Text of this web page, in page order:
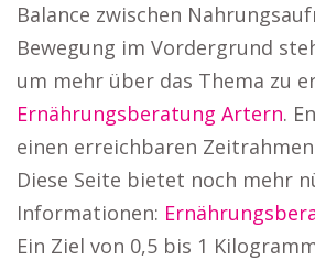
Balance zwischen
Bewegung im Vordergrund
um mehr über das Thema zu
Ernährungsberatung Artern.
einen erreichbaren
Diese Seite bietet noch mehr
Informationen:
Ein Ziel von 0,5 bis 1